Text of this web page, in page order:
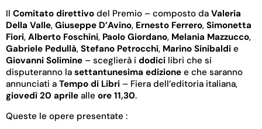
Il Comitato direttivo del Premio – composto da Valeria
Della Valle, Giuseppe D’Avino, Ernesto Ferrero, Simonetta
Fiori, Alberto Foschini, Paolo Giordano, Melania Mazzucco,
Gabriele Pedullà, Stefano Petrocchi, Marino Sinibaldi e
Giovanni Solimine – sceglierà i dodici libri che si
disputeranno la settantunesima edizione e che saranno
annunciati a Tempo di Libri – Fiera dell’editoria italiana,
giovedì 20 aprile alle ore 11,30.
Queste le opere presentate :